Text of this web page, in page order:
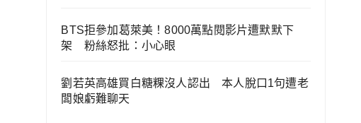
BTS拒參加葛萊美！8000萬點閱影片遭默默下
架 粉絲怒批：小心眼
劉若英高雄買白糖粿沒人認出 本人脫口1句遭老
闆娘虧難聊天